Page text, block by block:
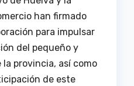
han firmado
para impulsar
del pequeño y
provincia, así como
de este